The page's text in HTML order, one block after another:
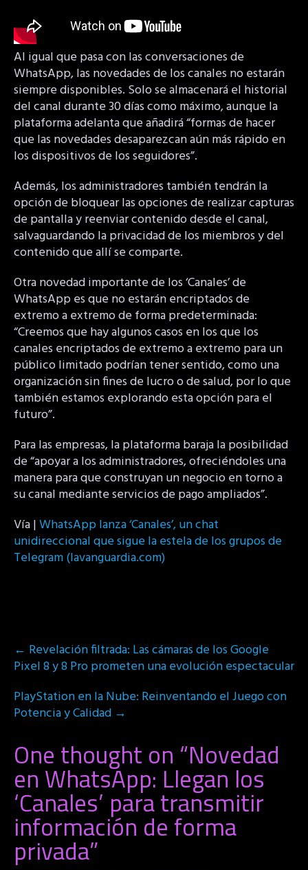
Al igual que pasa con las conversaciones de
WhatsApp, las novedades de los canales no estarán
siempre disponibles. Solo se almacenará el historial
del canal durante 30 días como máximo, aunque la
plataforma adelanta que añadirá “formas de hacer
que las novedades desaparezcan aún más rápido en
los dispositivos de los seguidores”.
Además, los administradores también tendrán la
opción de bloquear las opciones de realizar capturas
de pantalla y reenviar contenido desde el canal,
salvaguardando la privacidad de los miembros y del
contenido que allí se comparte.
Otra novedad importante de los ‘Canales’ de
WhatsApp es que no estarán encriptados de
extremo a extremo de forma predeterminada:
“Creemos que hay algunos casos en los que los
canales encriptados de extremo a extremo para un
público limitado podrían tener sentido, como una
organización sin fines de lucro o de salud, por lo que
también estamos explorando esta opción para el
futuro”.
Para las empresas, la plataforma baraja la posibilidad
de “apoyar a los administradores, ofreciéndoles una
manera para que construyan un negocio en torno a
su canal mediante servicios de pago ampliados”.
Vía |WhatsApp lanza ‘Canales’, un chat
unidireccional que sigue la estela de los grupos de
Telegram (lavanguardia.com)
Post
navigation
← Revelación filtrada: Las cámaras de los Google
Pixel 8 y 8 Pro prometen una evolución espectacular
PlayStation en la Nube: Reinventando el Juego con
Potencia y Calidad →
One thought on “Novedad
en WhatsApp: Llegan los
‘Canales’ para transmitir
información de forma
privada”